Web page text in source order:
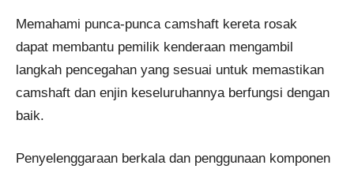
Memahami punca-punca camshaft kereta rosak
dapat membantu pemilik kenderaan mengambil
langkah pencegahan yang sesuai untuk memastikan
camshaft dan enjin keseluruhannya berfungsi dengan
baik.
Penyelenggaraan berkala dan penggunaan komponen